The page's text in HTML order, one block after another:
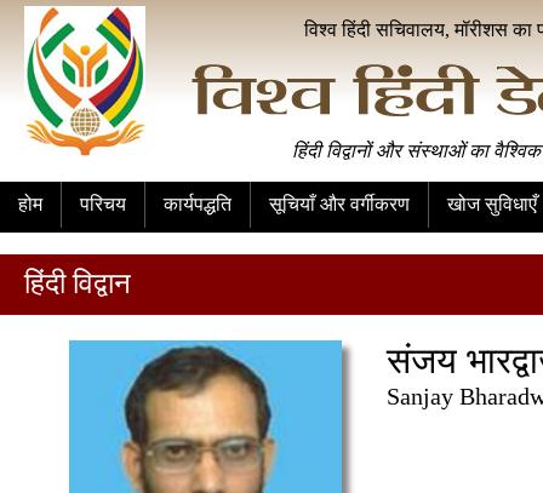
विश्व हिंदी सचिवालय, मॉरीशस का
हिंदी विद्वानों और संस्थाओं का
होम परिचय कार्यपद्धति सूचियाँ और वर्गीकरण खोज सुविधाएँ
हिंदी विद्वान
संजय
Sanjay